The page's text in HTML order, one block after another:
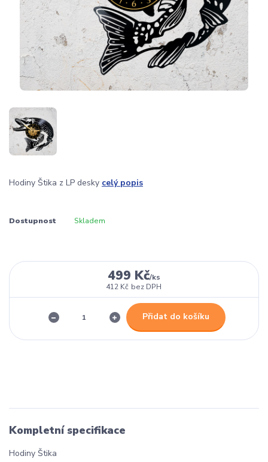
Hodiny Štika z LP desky celý popis
Dostupnost Skladem
499 Kč/ks
412 Kč bez DPH
Přidat do košíku
Kompletní specifikace
Hodiny Štika